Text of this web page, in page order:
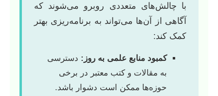
با چالش‌های متعددی روبرو می‌شوند که
آگاهی از آن‌ها می‌تواند به برنامه‌ریزی بهتر
کمک کند:
کمبود منابع علمی به روز: دسترسی
به مقالات و کتب معتبر در برخی
حوزه‌ها ممکن است دشوار باشد.